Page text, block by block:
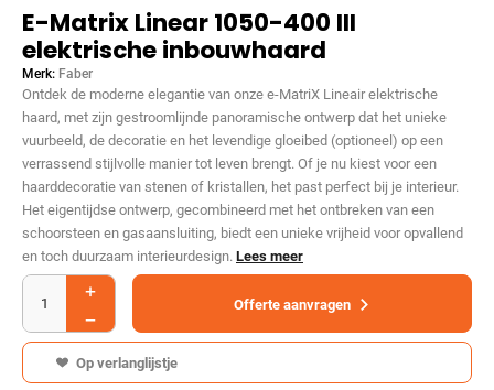
E-Matrix Linear 1050-400 III
elektrische inbouwhaard
Merk: Faber
Ontdek de moderne elegantie van onze e-MatriX Lineair elektrische
haard, met zijn gestroomlijnde panoramische ontwerp dat het unieke
vuurbeeld, de decoratie en het levendige gloeibed (optioneel) op een
verrassend stijlvolle manier tot leven brengt. Of je nu kiest voor een
haarddecoratie van stenen of kristallen, het past perfect bij je interieur.
Het eigentijdse ontwerp, gecombineerd met het ontbreken van een
schoorsteen en gasaansluiting, biedt een unieke vrijheid voor opvallend
en toch duurzaam interieurdesign. Lees meer
Offerte aanvragen
Op verlanglijstje